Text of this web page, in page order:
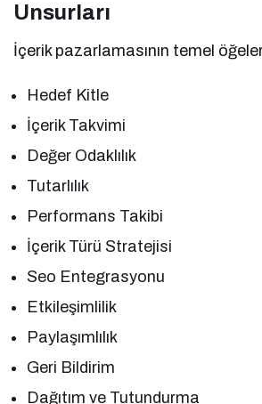
Unsurları
İçerik pazarlamasının temel
Hedef Kitle
İçerik Takvimi
Değer Odaklılık
Tutarlılık
Performans Takibi
İçerik Türü Stratejisi
Seo Entegrasyonu
Etkileşimlilik
Paylaşımlılık
Geri Bildirim
Dağıtım ve Tutundurma